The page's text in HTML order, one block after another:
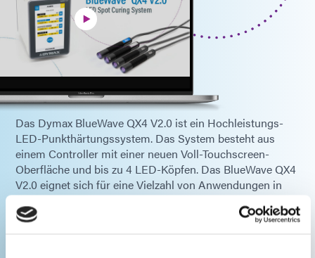
Das Dymax BlueWave QX4 V2.0 ist ein Hochleistungs-
LED-Punkthärtungssystem. Das System besteht aus
einem Controller mit einer neuen Voll-Touchscreen-
Oberfläche und bis zu 4 LED-Köpfen. Das BlueWave QX4
V2.0 eignet sich für eine Vielzahl von Anwendungen in
den Bereichen Medizin, Unterhaltungselektronik,
Automobil, Luft- und Raumfahrt, Verteidigung, Optik und